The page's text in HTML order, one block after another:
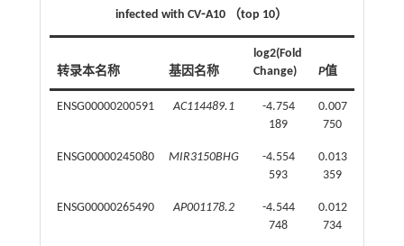
infected with CV⁃A10 （top 10）
转录本名称 基因名称
log2(Fold
Change)
P值
ENSG00000200591 AC114489.1
-4.754
189
0.007
750
ENSG00000245080 MIR3150BHG
-4.554
593
0.013
359
ENSG00000265490 AP001178.2
-4.544
748
0.012
734